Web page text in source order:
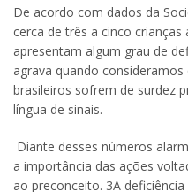
De acordo com dados da
cerca de três a cinco
apresentam algum grau de
agrava quando
brasileiros sofrem de surdez
língua de sinais.
Diante desses números
a importância das ações
ao preconceito. 3A